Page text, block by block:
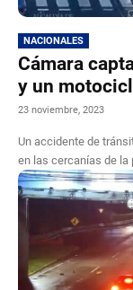
NACIONALES
Cámara
y un
23 noviembre, 2023
Un accidente de
en las cercanías de la